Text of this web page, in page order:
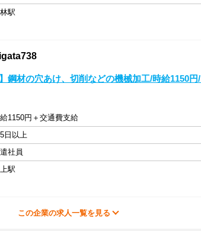
駅
鋼材の穴あけ、切削などの機械加工/時給1150
1150円＋交通費支給
日以上
社員
駅
この企業の求人一覧を見る